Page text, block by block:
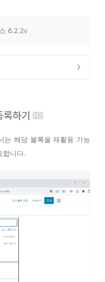
6.2.2v
록하기
는 해당 블록을재활용 가능
합니다.